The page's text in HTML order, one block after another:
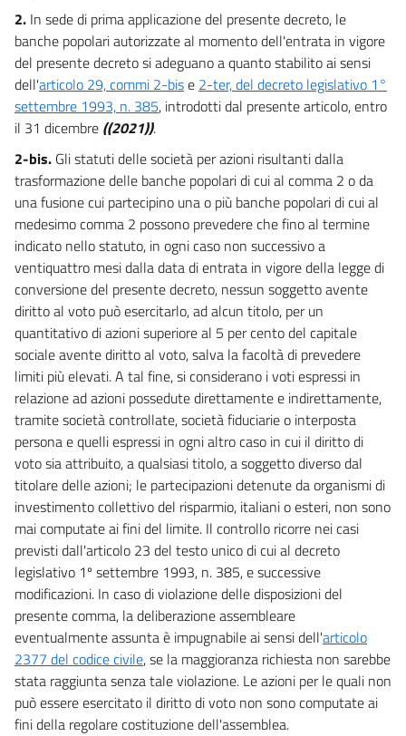
2. In sede di prima applicazione del presente decreto, le
banche popolari autorizzate al momento dell'entrata in vigore
del presente decreto si adeguano a quanto stabilito ai sensi
dell'articolo 29, commi 2-bise 2-ter, del decreto legislativo 1°
settembre 1993, n. 385, introdotti dal presente articolo, entro
il 31 dicembre ((2021)).
2-bis. Gli statuti delle società per azioni risultanti dalla
trasformazione delle banche popolari di cui al comma 2 o da
una fusione cui partecipino una o più banche popolari di cui al
medesimo comma 2 possono prevedere che fino al termine
indicato nello statuto, in ogni caso non successivo a
ventiquattro mesi dalla data di entrata in vigore della legge di
conversione del presente decreto, nessun soggetto avente
diritto al voto può esercitarlo, ad alcun titolo, per un
quantitativo di azioni superiore al 5 per cento del capitale
sociale avente diritto al voto, salva la facoltà di prevedere
limiti più elevati. A tal fine, si considerano i voti espressi in
relazione ad azioni possedute direttamente e indirettamente,
tramite società controllate, società fiduciarie o interposta
persona e quelli espressi in ogni altro caso in cui il diritto di
voto sia attribuito, a qualsiasi titolo, a soggetto diverso dal
titolare delle azioni; le partecipazioni detenute da organismi di
investimento collettivo del risparmio, italiani o esteri, non sono
mai computate ai fini del limite. Il controllo ricorre nei casi
previsti dall'articolo 23 del testo unico di cui al decreto
legislativo 1º settembre 1993, n. 385, e successive
modificazioni. In caso di violazione delle disposizioni del
presente comma, la deliberazione assembleare
eventualmente assunta è impugnabile ai sensi dell'articolo
2377 del codice civile, se la maggioranza richiesta non sarebbe
stata raggiunta senza tale violazione. Le azioni per le quali non
può essere esercitato il diritto di voto non sono computate ai
fini della regolare costituzione dell'assemblea.